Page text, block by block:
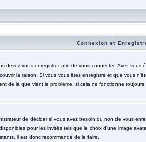
Connexion et
devez vous enregistrer afin de vous connecter. Avez-
la raison. Si vous vous êtes enregistré et que vous
de là que vient le problème, si cela ne fonctionne
de décider si vous avez besoin ou non de vous
pour les invités tels que le choix d'une image
il est donc recommandé de le faire.